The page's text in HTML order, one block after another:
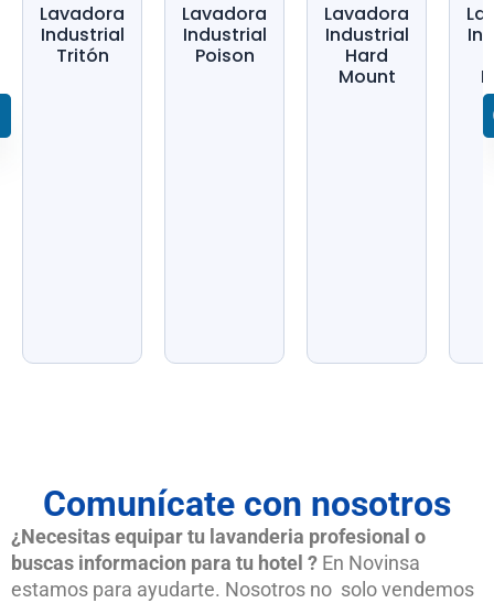
Lavadora
Industrial
Tritón
Lavadora
Industrial
Poison
Lavadora
Industrial
Hard
Mount
Comunícate con nosotros
¿Necesitas equipar tu lavanderia profesional o
buscas informacion para tu hotel ? En Novinsa
estamos para ayudarte. Nosotros no solo vendemos